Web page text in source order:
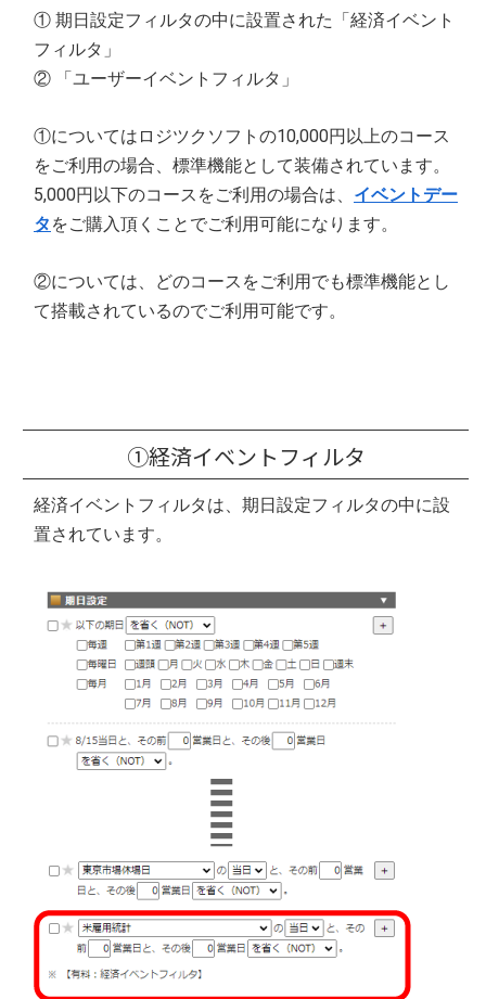
① 期日設定フィルタの中に設置された「経済イベント
フィルタ」
② 「ユーザーイベントフィルタ」
①についてはロジツクソフトの10,000円以上のコース
をご利用の場合、標準機能として装備されています。
5,000円以下のコースをご利用の場合は、 イベントデー
タ をご購入頂くことでご利用可能になります。
②については、どのコースをご利用でも標準機能とし
て搭載されているのでご利用可能です。
①経済イベントフィルタ
経済イベントフィルタは、 期日設定フィルタの中に設
置されています。